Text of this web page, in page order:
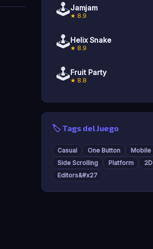
🕹️Jamjam
★ 8.9
🕹️Helix Snake
★ 8.9
🕹️Fruit Party
★ 8.8
🏷️ Tags del Juego
Casual One Button Mobile
Side Scrolling
Platform
2D
Editors&#x27